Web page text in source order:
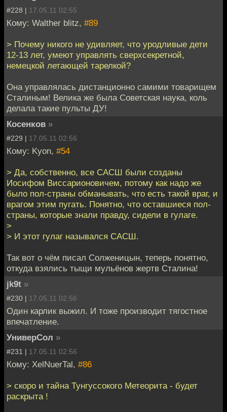
#228 | 17.05.11 02:55
Кому: Walther blitz, #89
> Почему никого не удивляет, что уродливые дети
12-13 лет, умеют управлять сверхсекретной,
немецкой летающей тарелкой?
Она управлялась дистанционно самими товарищем
Сталиным! Велика же была Советская наука, коль
делала такие пульты ДУ!
Косенков »
#229 | 17.05.11 02:56
Кому: Kyon, #54
> Да, собственно, все САСШ были созданы
Иосифом Виссарионовичем, потому как надо же
было пол-страны обманывать, что есть такой враг, и
врагом этим пугать. Понятно, что оставшиеся пол-
страны, которые знали правду, сидели в гулаге.
>
> И этот гулаг назывался САСШ.
Так вот о чём писал Солженицын, теперь понятно,
откуда взялись тыщи мульёнов жертв Сталина!
jk9t »
#230 | 17.05.11 02:56
Один карлик выжил. И тоже производит тягостное
впечатление.
УниверСол »
#231 | 17.05.11 02:56
Кому: XelNuerTal, #86
> скоро и тайна Тунгуссокого Метеорита - будет
раскрыта !